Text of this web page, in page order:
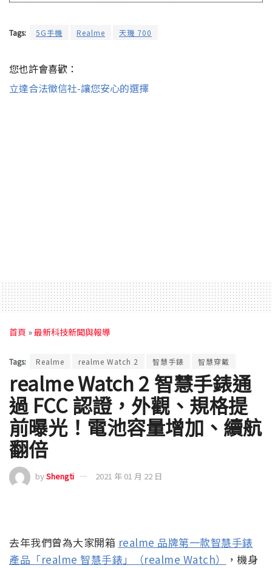
Tags: 5G手機 Realme 天璣 700
您也許會喜歡：
立達合法徵信社-讓您安心的選擇
首頁 »最新科技新聞與報導
Tags: Realme realme Watch 2 智慧手錶 智慧穿戴
realme Watch 2 智慧手錶通
過 FCC 認證，外觀、規格提
前曝光！電池容量增加、續航
翻倍
byShengti 2021 年 01 月 22 日
去年我們曾為大家開箱 realme 品牌第一款智慧手錶
產品「realme 智慧手錶」（realme Watch）
，機身